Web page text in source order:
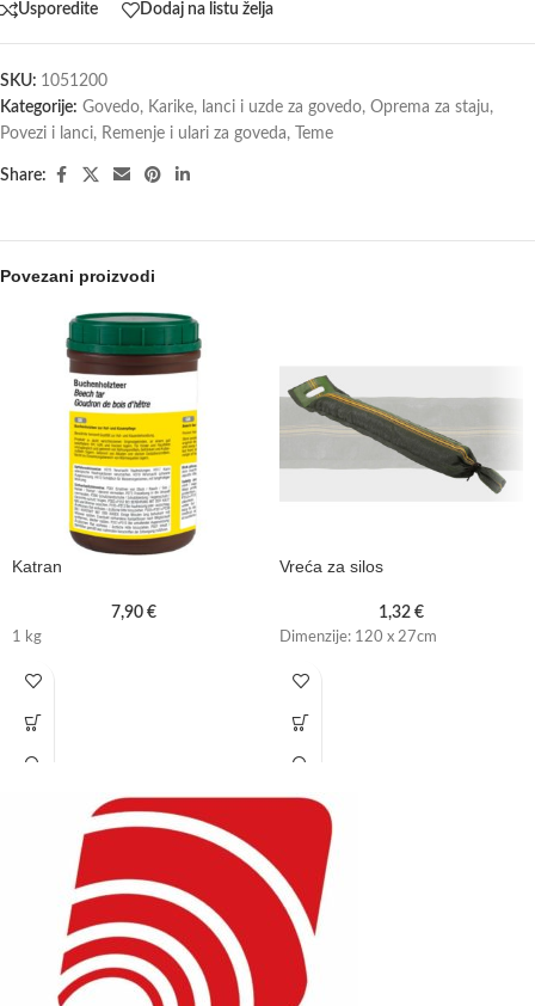
Usporedite Dodaj na listu želja
SKU: 1051200
Kategorije: Govedo, Karike, lanci i uzde za govedo, Oprema za staju,
Povezi i lanci, Remenje i ulari za goveda, Teme
Share:
Povezani proizvodi
Katran
7,90 €
1 kg
Vreća za silos
1,32 €
Dimenzije: 120 x 27cm